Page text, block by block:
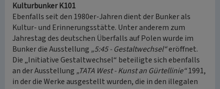
Kulturbunker K101
Ebenfalls seit den 1980er-Jahren dient der Bunker als
Kultur- und Erinnerungsstätte. Unter anderem zum
Jahrestag des deutschen Überfalls auf Polen wurde im
Bunker die Ausstellung „5:45 - Gestaltwechsel“eröffnet.
Die „Initiative Gestaltwechsel“ beteiligte sich ebenfalls
an der Ausstellung „TATA West - Kunst an Gürtellinie“1991,
in der die Werke ausgestellt wurden, die in den illegalen